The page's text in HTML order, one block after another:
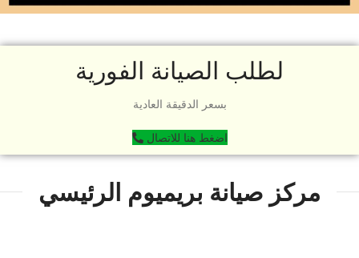
لطلب الصيانة الفورية
بسعر الدقيقة العادية
اضغط هنا للاتصال
مركز صيانة بريميوم الرئيسي